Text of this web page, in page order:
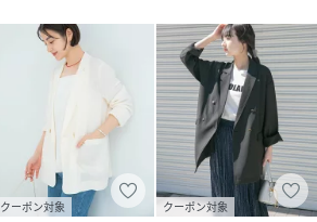
クーポン対象 クーポン対象